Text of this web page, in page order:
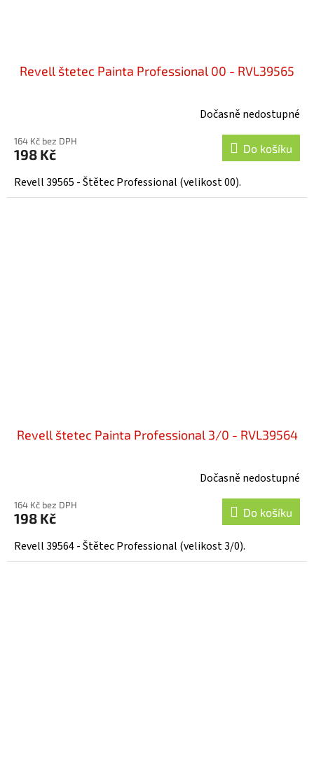
Revell štetec Painta Professional 00 - RVL39565
Dočasně nedostupné
164 Kč bez DPH
198 Kč Do košíku
Revell 39565 - Štětec Professional (velikost 00).
Revell štetec Painta Professional 3/0 - RVL39564
Dočasně nedostupné
164 Kč bez DPH
198 Kč Do košíku
Revell 39564 - Štětec Professional (velikost 3/0).